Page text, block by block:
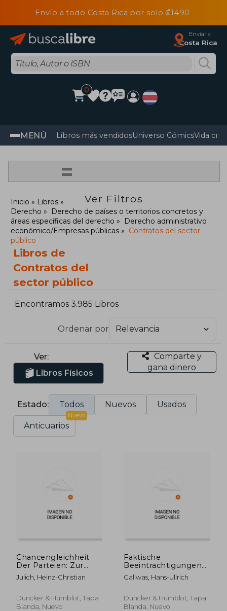
Envío a todo Costa Rica por solo ₡1490
Enviar a
Costa Rica
0
MENÚ Libros más vendidosUniverso CómicsVida
=
Ver Filtros
Inicio
Libros
Derecho
Derecho de países o territorios concretos y
áreas específicas del derecho
Derecho administrativo
económico/Empresas públicas
Contratos del sector
público
Libros de
Contratos del
sector público
Encontramos 3.985 Libros
Ordenar por
Ver:
Libros Físicos
Comparte y
gana dinero
Estado: Todos Nuevos Usados
Anticuarios
Nuevo
Chancengleichheit
Der Parteien: Zur
Grenze Staatlichen
Handelns Gegenuber
Parteien Nach Dem
Grundgesetz (en
Julich, Heinz-Christian
Duncker & Humblot, Tapa
Blanda, Nuevo
Faktische
Beeintrachtigungen
Im Bereich Der
Grundrechte: Ein
Der Nebenwirkungen
(en Alemán)
Gallwas, Hans-Ullrich
Duncker & Humblot, Tapa
Blanda, Nuevo